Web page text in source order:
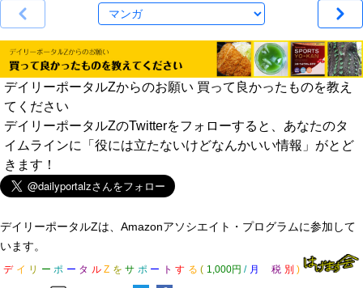
デイリーポータルZからのお願い 買って良かったものを教え
てください
デイリーポータルZのTwitterをフォローすると、あなたのタ
イムラインに「役には立たないけどなんかいい情報」がとど
きます！
デイリーポータルZは、Amazonアソシエイト・プログラムに参加して
います。
デ イ リ ー ポ ー タ ル Z を サ ポ ー ト す る ( 1,000円 / 月 税 別 )